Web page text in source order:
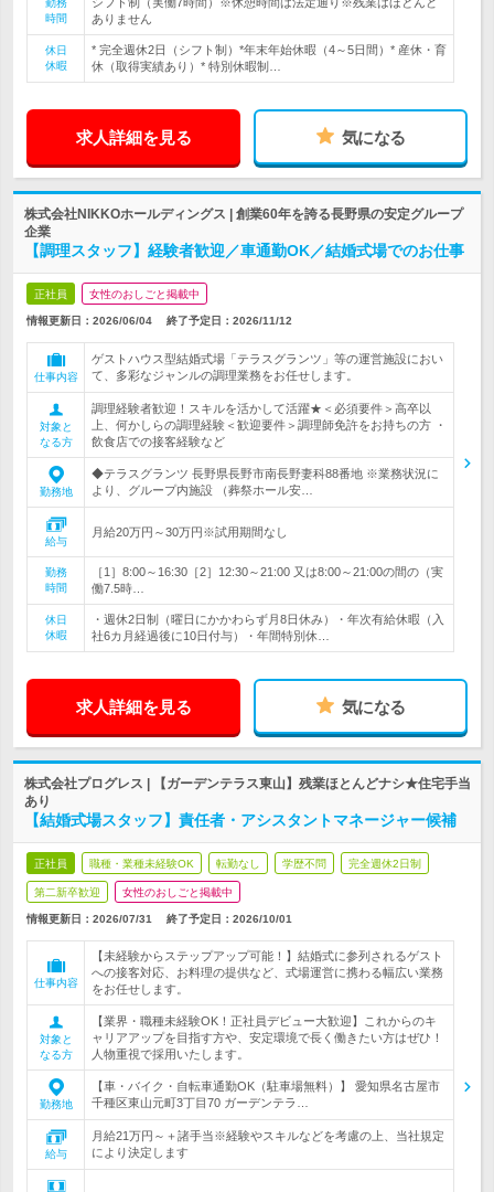
勤務
時間
ありません
休日
休暇
* 完全週休2日（シフト制）*年末年始休暇（4～5日間）* 産休・育
休（取得実績あり）* 特別休暇制…
求人詳細を見る 気になる
株式会社NIKKOホールディングス | 創業60年を誇る長野県の安定グループ
企業
【調理スタッフ】経験者歓迎／車通勤OK／結婚式場でのお仕事
正社員 女性のおしごと掲載中
情報更新日：2026/06/04 終了予定日： 2026/11/12
仕事内容
ゲストハウス型結婚式場「テラスグランツ」等の運営施設におい
て、多彩なジャンルの調理業務をお任せします。
対象と
なる方
調理経験者歓迎！スキルを活かして活躍★＜必須要件＞高卒以
上、何かしらの調理経験＜歓迎要件＞調理師免許をお持ちの方 ・
飲食店での接客経験など
勤務地
◆テラスグランツ 長野県長野市南長野妻科88番地 ※業務状況に
より、グループ内施設 （葬祭ホール安…
給与
月給20万円～30万円※試用期間なし
勤務
時間
［1］8:00～16:30［2］12:30～21:00 又は8:00～21:00の間の（実
働7.5時…
休日
休暇
・週休2日制（曜日にかかわらず月8日休み）・年次有給休暇（入
社6カ月経過後に10日付与）・年間特別休…
求人詳細を見る 気になる
株式会社プログレス | 【ガーデンテラス東山】残業ほとんどナシ★住宅手当
あり
【結婚式場スタッフ】責任者・アシスタントマネージャー候補
正社員 職種・業種未経験OK 転勤なし 学歴不問 完全週休2日制
第二新卒歓迎 女性のおしごと掲載中
情報更新日：2026/07/31 終了予定日： 2026/10/01
仕事内容
【未経験からステップアップ可能！】結婚式に参列されるゲスト
への接客対応、お料理の提供など、式場運営に携わる幅広い業務
をお任せします。
対象と
なる方
【業界・職種未経験OK！正社員デビュー大歓迎】これからのキ
ャリアアップを目指す方や、安定環境で長く働きたい方はぜひ！
人物重視で採用いたします。
勤務地
【車・バイク・自転車通勤OK（駐車場無料）】 愛知県名古屋市
千種区東山元町3丁目70 ガーデンテラ…
給与
月給21万円～＋諸手当※経験やスキルなどを考慮の上、当社規定
により決定します